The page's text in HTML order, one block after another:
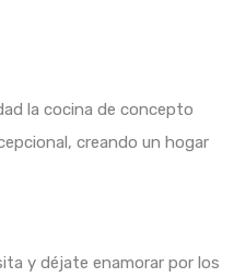
la cocina de concepto
creando un hogar
y déjate enamorar por los